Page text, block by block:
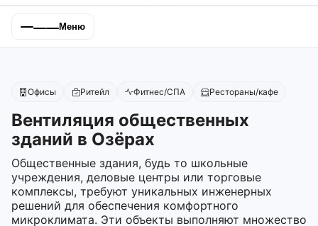
Меню
Офисы Ритейл Фитнес/СПА Рестораны/кафе
Вентиляция общественных
зданий в Озёрах
Общественные здания, будь то школьные
учреждения, деловые центры или торговые
комплексы, требуют уникальных инженерных
решений для обеспечения комфортного
микроклимата. Эти объекты выполняют множество